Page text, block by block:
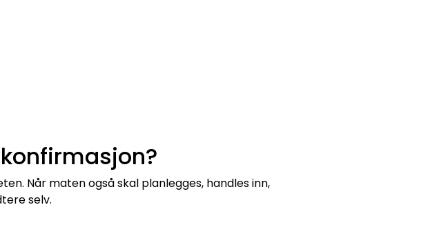
Når maten også skal planlegges, handles inn,
selv.